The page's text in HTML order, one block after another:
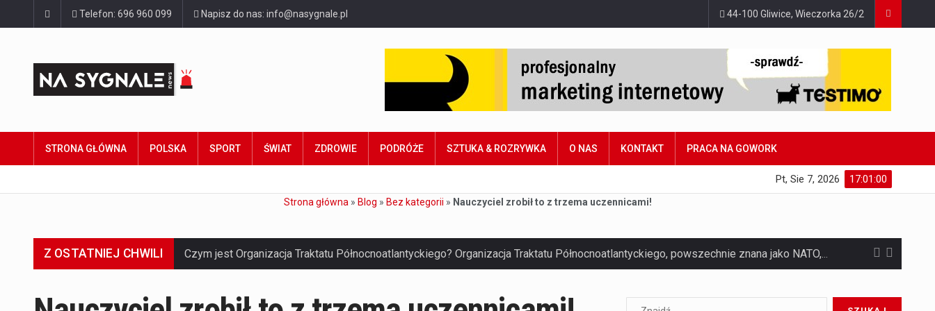
Telefon: 696 960 099 Napisz do nas: info@nasygnale.pl 44-100 Gliwice, Wieczorka 26/2
STRONA GŁÓWNA POLSKA SPORT ŚWIAT ZDROWIE PODRÓŻE SZTUKA & ROZRYWKA O NAS KONTAKT PRACA NA GOWORK
17:01:01
Pt, Sie 7, 2026
Strona główna » Blog » Bez kategorii » Nauczyciel zrobił to z trzema uczennicami!
Z OSTATNIEJ CHWILI
Co to jest prognoza pogody na 14 dni? Prognoza pogody na 14 dni to niezwykle cenne narzędzie, które dostarcza szczegółowych informacji o długoterminowych warunkach atmosferycznych…